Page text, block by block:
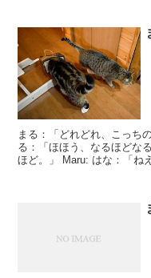
まる：「どれどれ、こっち
る：「ほほう、なるほどなるほど。」
ほど。」 Maru: